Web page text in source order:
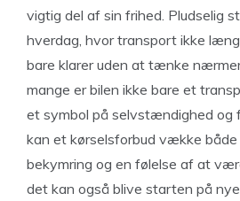
vigtig del af sin frihed. Pludselig
hverdag, hvor transport ikke
bare klarer uden at tænke
mange er bilen ikke bare et
et symbol på selvstændighed og
kan et kørselsforbud vække
bekymring og en følelse af at
det kan også blive starten på